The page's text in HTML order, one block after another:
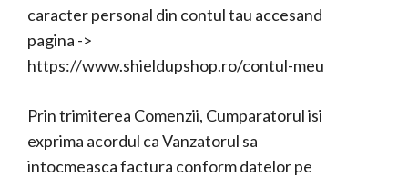
caracter personal din contul tau accesand
pagina ->
https://www.shieldupshop.ro/contul-meu
Prin trimiterea Comenzii, Cumparatorul isi
exprima acordul ca Vanzatorul sa
intocmeasca factura conform datelor pe